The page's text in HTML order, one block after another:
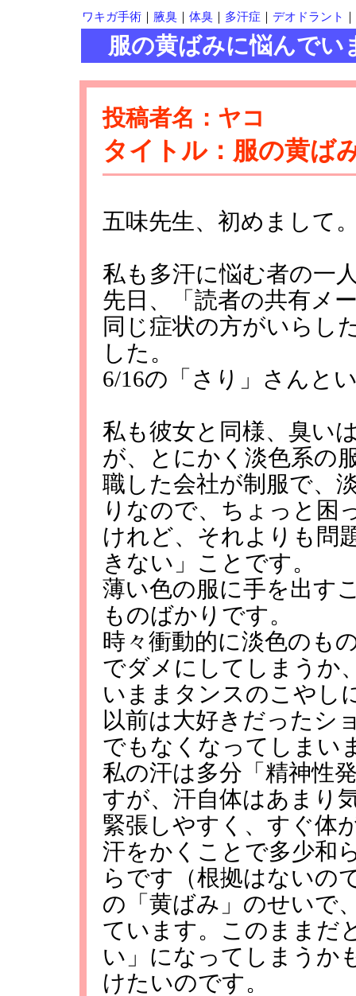
ワキガ手術 腋臭 体臭 多汗症 デオドラント
服の黄ばみに悩んでい
投稿者名：ヤコ
タイトル：服の黄ば
五味先生、初めまして
私も多汗に悩む者の一
先日、「読者の共有メ
同じ症状の方がいらし
した。
6/16の「さり」さんと
私も彼女と同様、臭い
が、とにかく淡色系の
職した会社が制服で、
りなので、ちょっと困
けれど、それよりも問
きない」ことです。
薄い色の服に手を出す
ものばかりです。
時々衝動的に淡色のも
でダメにしてしまうか
いままタンスのこやし
以前は大好きだったシ
でもなくなってしまい
私の汗は多分「精神性
すが、汗自体はあまり
緊張しやすく、すぐ体
汗をかくことで多少和
らです（根拠はないの
の「黄ばみ」のせいで
ています。このままだ
い」になってしまうか
けたいのです。